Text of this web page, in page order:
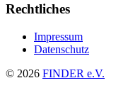
Rechtliches
Impressum
Datenschutz
© 2026 FINDER e.V.